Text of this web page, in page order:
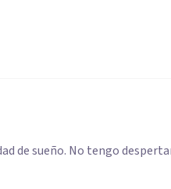
de sueño. No tengo